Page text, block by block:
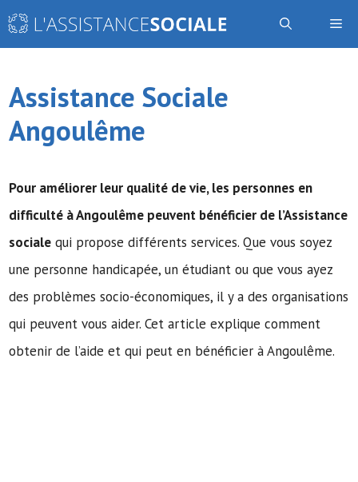
Aller
Assistance Sociale
Angoulême
Pour améliorer leur qualité de vie, les personnes en
difficulté à Angoulême peuvent bénéficier de l’Assistance
sociale qui propose différents services. Que vous soyez
une personne handicapée, un étudiant ou que vous ayez
des problèmes socio-économiques, il y a des organisations
qui peuvent vous aider. Cet article explique comment
obtenir de l’aide et qui peut en bénéficier à Angoulême.